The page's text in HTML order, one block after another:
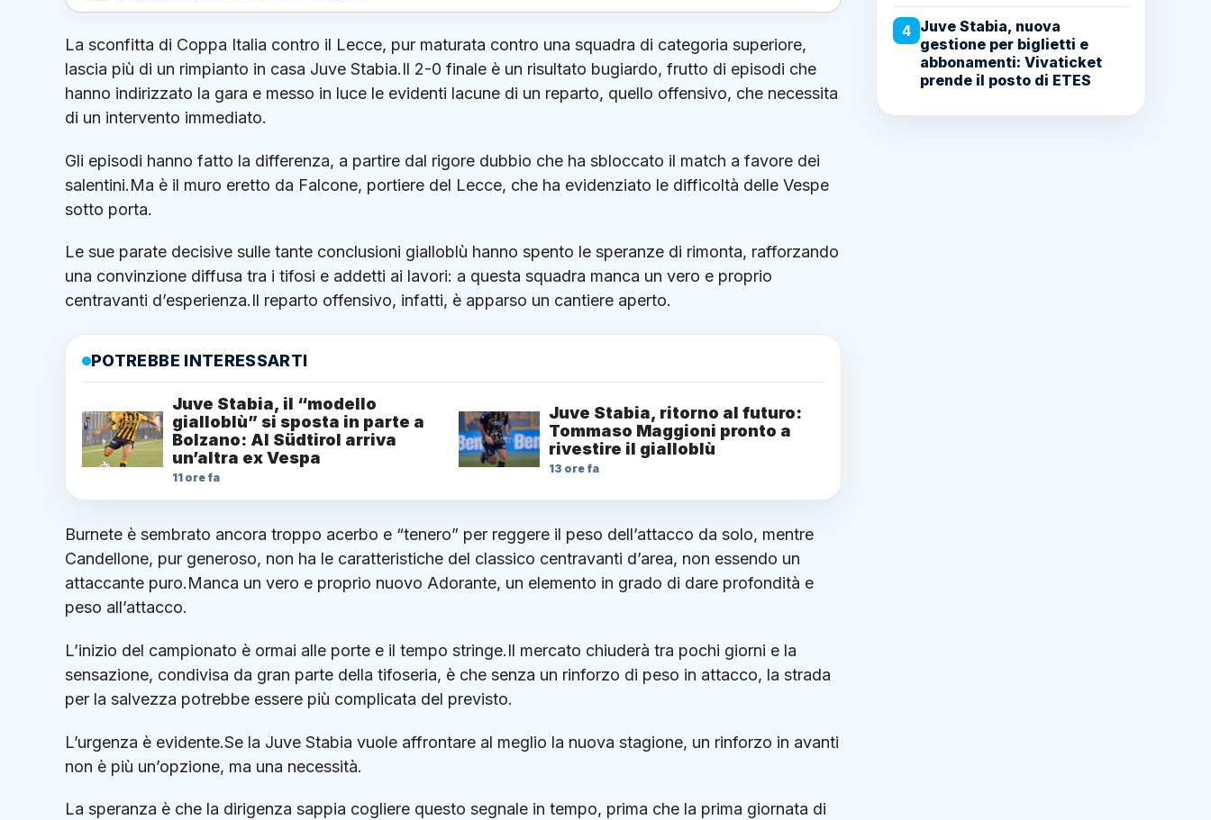
La sconfitta di Coppa Italia contro il Lecce, pur maturata contro una squadra di categoria superiore,
lascia più di un rimpianto in casa Juve Stabia.Il 2-0 finale è un risultato bugiardo, frutto di episodi che
hanno indirizzato la gara e messo in luce le evidenti lacune di un reparto, quello offensivo, che necessita
di un intervento immediato.
Gli episodi hanno fatto la differenza, a partire dal rigore dubbio che ha sbloccato il match a favore dei
salentini.Ma è il muro eretto da Falcone, portiere del Lecce, che ha evidenziato le difficoltà delle Vespe
sotto porta.
Le sue parate decisive sulle tante conclusioni gialloblù hanno spento le speranze di rimonta, rafforzando
una convinzione diffusa tra i tifosi e addetti ai lavori: a questa squadra manca un vero e proprio
centravanti d’esperienza.Il reparto offensivo, infatti, è apparso un cantiere aperto.
POTREBBE INTERESSARTI
Juve Stabia, il “modello
gialloblù” si sposta in parte a
Bolzano: Al Südtirol arriva
un’altra ex Vespa
11 ore fa
Juve Stabia, ritorno al futuro:
Tommaso Maggioni pronto a
rivestire il gialloblù
13 ore fa
Burnete è sembrato ancora troppo acerbo e “tenero” per reggere il peso dell’attacco da solo, mentre
Candellone, pur generoso, non ha le caratteristiche del classico centravanti d’area, non essendo un
attaccante puro.Manca un vero e proprio nuovo Adorante, un elemento in grado di dare profondità e
peso all’attacco.
L’inizio del campionato è ormai alle porte e il tempo stringe.Il mercato chiuderà tra pochi giorni e la
sensazione, condivisa da gran parte della tifoseria, è che senza un rinforzo di peso in attacco, la strada
per la salvezza potrebbe essere più complicata del previsto.
L’urgenza è evidente.Se la Juve Stabia vuole affrontare al meglio la nuova stagione, un rinforzo in avanti
non è più un’opzione, ma una necessità.
La speranza è che la dirigenza sappia cogliere questo segnale in tempo, prima che la prima giornata di
4 Juve Stabia, nuova
gestione per biglietti e
abbonamenti: Vivaticket
prende il posto di ETES